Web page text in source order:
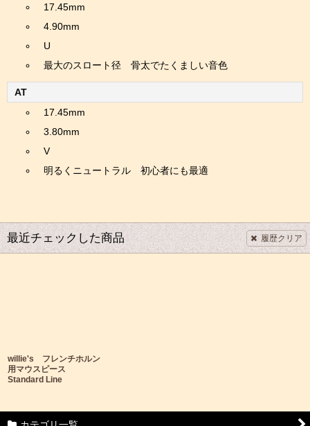
17.45mm
4.90mm
U
最大のスロート径 骨太でたくましい音色
AT
17.45mm
3.80mm
V
明るくニュートラル 初心者にも最適
最近チェックした商品 履歴クリア
willie's フレンチホルン
用マウスピース
Standard Line